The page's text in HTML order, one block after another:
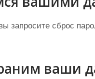
запросите сброс
ваши